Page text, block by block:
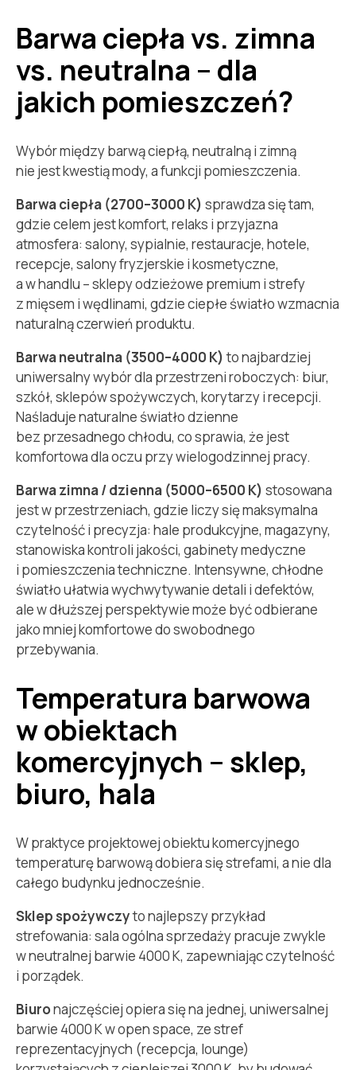
Barwa ciepła vs. zimna
vs. neutralna – dla
jakich pomieszczeń?
Wybór między barwą ciepłą, neutralną i zimną
nie jest kwestią mody, a funkcji pomieszczenia.
Barwa ciepła (2700–3000 K) sprawdza się tam,
gdzie celem jest komfort, relaks i przyjazna
atmosfera: salony, sypialnie, restauracje, hotele,
recepcje, salony fryzjerskie i kosmetyczne,
a w handlu – sklepy odzieżowe premium i strefy
z mięsem i wędlinami, gdzie ciepłe światło wzmacnia
naturalną czerwień produktu.
Barwa neutralna (3500–4000 K)to najbardziej
uniwersalny wybór dla przestrzeni roboczych: biur,
szkół, sklepów spożywczych, korytarzy i recepcji.
Naśladuje naturalne światło dzienne
bez przesadnego chłodu, co sprawia, że jest
komfortowa dla oczu przy wielogodzinnej pracy.
Barwa zimna / dzienna (5000–6500 K) stosowana
jest w przestrzeniach, gdzie liczy się maksymalna
czytelność i precyzja: hale produkcyjne, magazyny,
stanowiska kontroli jakości, gabinety medyczne
i pomieszczenia techniczne. Intensywne, chłodne
światło ułatwia wychwytywanie detali i defektów,
ale w dłuższej perspektywie może być odbierane
jako mniej komfortowe do swobodnego
przebywania.
Temperatura barwowa
w obiektach
komercyjnych – sklep,
biuro, hala
W praktyce projektowej obiektu komercyjnego
temperaturę barwową dobiera się strefami, a nie dla
całego budynku jednocześnie.
Sklep spożywczyto najlepszy przykład
strefowania: sala ogólna sprzedaży pracuje zwykle
w neutralnej barwie 4000 K, zapewniając czytelność
i porządek.
Biuronajczęściej opiera się na jednej, uniwersalnej
barwie 4000 K w open space, ze stref
reprezentacyjnych (recepcja, lounge)